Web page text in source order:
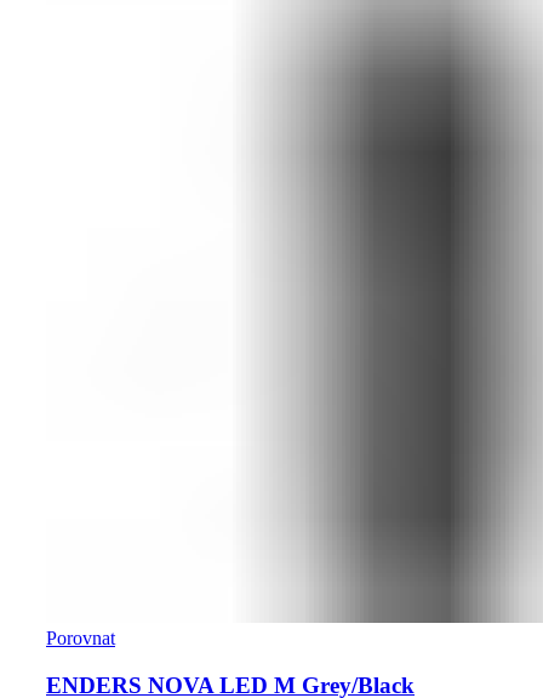
Porovnat
ENDERS NOVA LED M Grey/Black